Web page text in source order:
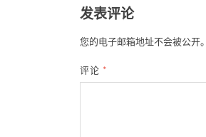
发表评论
您的电子邮箱地址不会被公开。
评论 *